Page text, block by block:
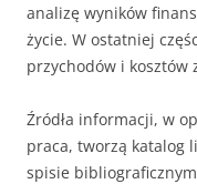
analizę wyników
życie. W ostatniej
przychodów i kosztów
Źródła informacji, w
praca, tworzą katalog
spisie